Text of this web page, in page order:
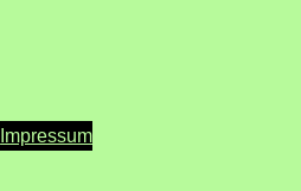
Impressum